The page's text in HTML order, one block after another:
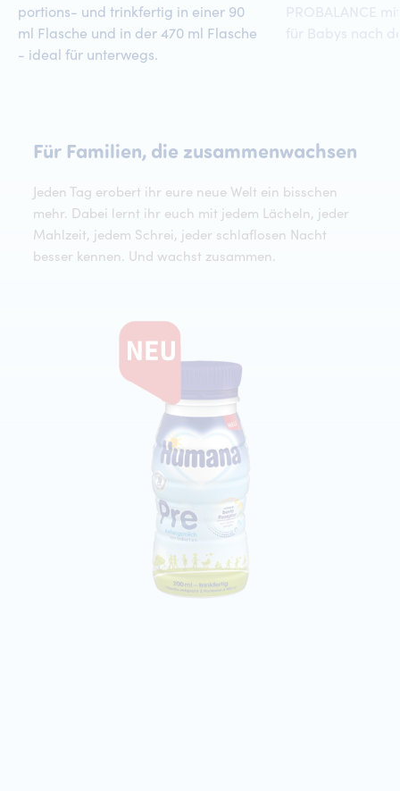
portions- und trinkfertig in einer 90
ml Flasche und in der 470 ml Flasche
- ideal für unterwegs.
PROBALANCE
für Babys nach
Für Familien, die zusammenwachsenFür
Jeden Tag erobert ihr eure neue Welt ein bisschen
mehr. Dabei lernt ihr euch mit jedem Lächeln, jeder
Mahlzeit, jedem Schrei, jeder schlaflosen Nacht
besser kennen. Und wachst zusammen.